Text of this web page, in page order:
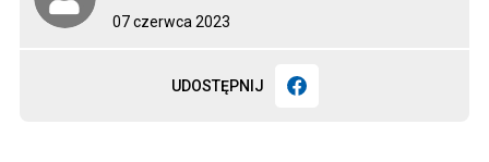
07 czerwca 2023
UDOSTĘPNIJ